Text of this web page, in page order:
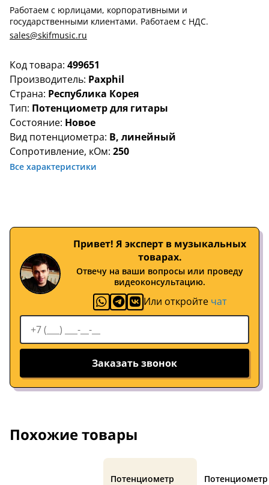
Код товара: 499651
Производитель: Paxphil
Страна: Республика Корея
Тип: Потенциометр для гитары
Состояние: Новое
Вид потенциометра: B, линейный
Сопротивление, кОм: 250
Все характеристики
Работаем с юрлицами, корпоративными и
государственными клиентами. Работаем с НДС.
sales@skifmusic.ru
Привет! Я эксперт в музыкальных
товарах.
Отвечу на ваши вопросы или проведу
видеоконсультацию.
Или откройте чат
Заказать звонок
Похожие товары
Потенциометр
Потенциометр